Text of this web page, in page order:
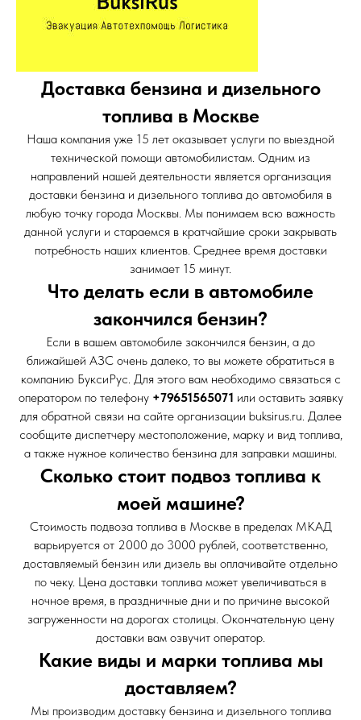
Доставка бензина и дизельного
топлива в Москве
Наша компания уже 15 лет оказывает услуги по выездной
технической помощи автомобилистам. Одним из
направлений нашей деятельности является организация
доставки бензина и дизельного топлива до автомобиля в
любую точку города Москвы. Мы понимаем всю важность
данной услуги и стараемся в кратчайшие сроки закрывать
потребность наших клиентов. Среднее время доставки
занимает 15 минут.
Что делать если в автомобиле
закончился бензин?
Если в вашем автомобиле закончился бензин, а до
ближайшей АЗС очень далеко, то вы можете обратиться в
компанию БуксиРус. Для этого вам необходимо связаться с
оператором по телефону +79651565071 или оставить заявку
для обратной связи на сайте организации buksirus.ru. Далее
сообщите диспетчеру местоположение, марку и вид топлива,
а также нужное количество бензина для заправки машины.
Сколько стоит подвоз топлива к
моей машине?
Стоимость подвоза топлива в Москве в пределах МКАД
варьируется от 2000 до 3000 рублей, соответственно,
доставляемый бензин или дизель вы оплачивайте отдельно
по чеку. Цена доставки топлива может увеличиваться в
ночное время, в праздничные дни и по причине высокой
загруженности на дорогах столицы. Окончательную цену
доставки вам озвучит оператор.
Какие виды и марки топлива мы
доставляем?
Мы производим доставку бензина и дизельного топлива